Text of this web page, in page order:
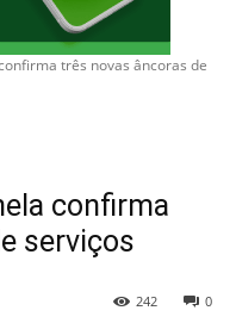
três novas âncoras de
confirma
serviços
0
242